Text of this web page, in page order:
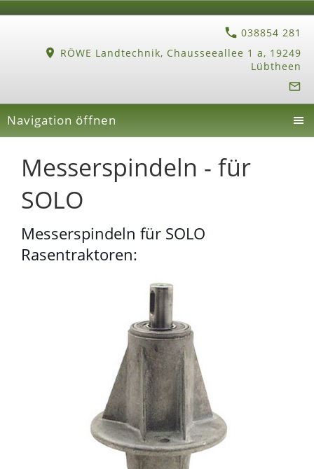
038854 281
RÖWE Landtechnik, Chausseeallee 1 a, 19249
Lübtheen
Navigation öffnen
Messerspindeln - für
SOLO
Messerspindeln für SOLO
Rasentraktoren: